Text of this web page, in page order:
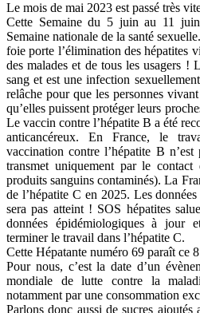
Le mois de mai 2023 est passé très
Cette Semaine du 5 juin au 11
Semaine nationale de la santé
foie porte l’élimination des hépatites
des malades et de tous les usagers !
sang et est une infection
relâche pour que les personnes
qu’elles puissent protéger leurs
Le vaccin contre l’hépatite B a été
anticancéreux. En France, le
vaccination contre l’hépatite B
transmet uniquement par le
produits sanguins contaminés). La
de l’hépatite C en 2025. Les
sera pas atteint ! SOS hépatites
données épidémiologiques à jour
terminer le travail dans l’hépatite C.
Cette Hépatante numéro 69 paraît ce
Pour nous, c’est la date d’un
mondiale de lutte contre la
notamment par une consommation
Parlons donc aussi de sucres